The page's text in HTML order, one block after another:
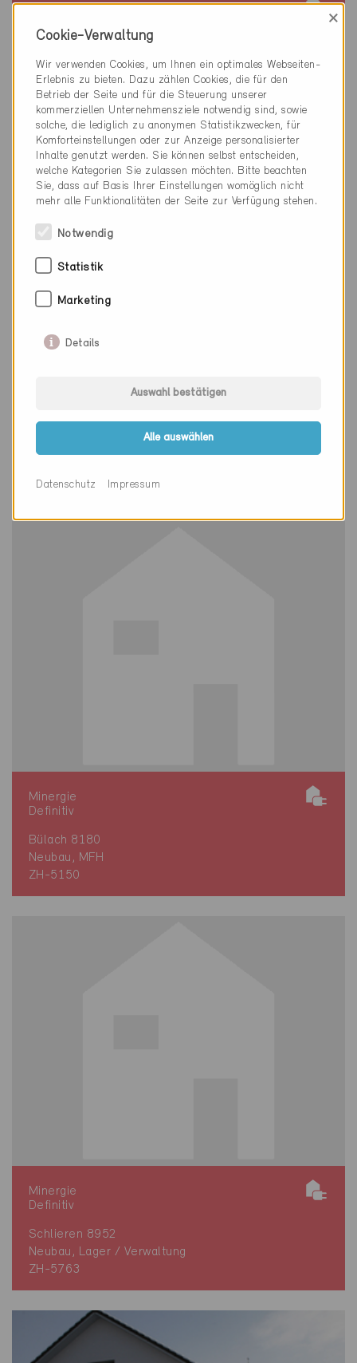
Minergie
Neubau, Industrie / Restaurant / Verwaltung
ZH-4899
ZH-5151
Minergie
Definitiv
Bülach 8180
Neubau, MFH
ZH-5150
Minergie
Definitiv
Schlieren 8952
Neubau, Lager / Verwaltung
ZH-5763
Cookie-Verwaltung
×
Wir verwenden Cookies, um Ihnen ein optimales Webseiten-
Erlebnis zu bieten. Dazu zählen Cookies, die für den
Betrieb der Seite und für die Steuerung unserer
kommerziellen Unternehmensziele notwendig sind, sowie
solche, die lediglich zu anonymen Statistikzwecken, für
Komforteinstellungen oder zur Anzeige personalisierter
Inhalte genutzt werden. Sie können selbst entscheiden,
welche Kategorien Sie zulassen möchten. Bitte beachten
Sie, dass auf Basis Ihrer Einstellungen womöglich nicht
mehr alle Funktionalitäten der Seite zur Verfügung stehen.
Notwendig
Statistik
Marketing
Details
Auswahl bestätigen
Alle auswählen
Datenschutz Impressum